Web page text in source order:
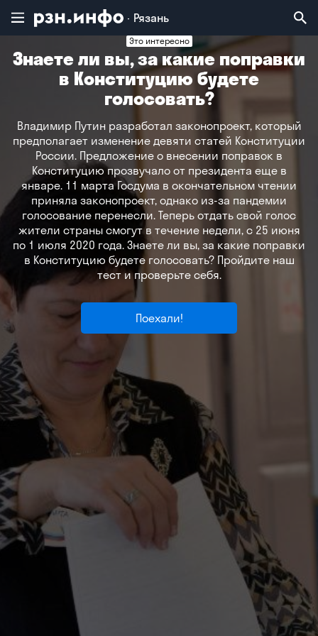
Рязань
Владимир Воронеж Брянск
Это интересно
Знаете ли вы, за какие поправки
в Конституцию будете
голосовать?
Владимир Путин разработал законопроект, который
предполагает изменение девяти статей Конституции
России. Предложение о внесении поправок в
Конституцию прозвучало от президента еще в
январе. 11 марта Госдума в окончательном чтении
приняла законопроект, однако из-за пандемии
голосование перенесли. Теперь отдать свой голос
жители страны смогут в течение недели, с 25 июня
по 1 июля 2020 года. Знаете ли вы, за какие поправки
в Конституцию будете голосовать? Пройдите наш
тест и проверьте себя.
Поехали!